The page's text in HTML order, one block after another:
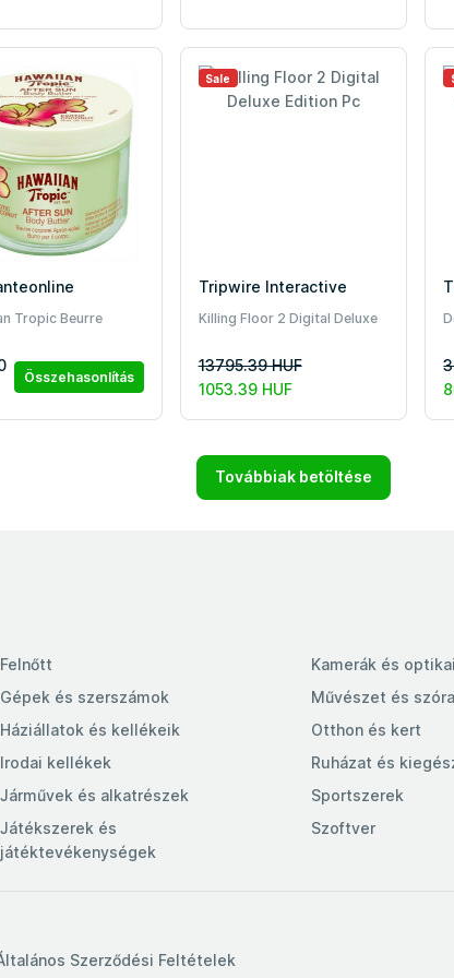
Tropic Beurre
250 ml zöld
Összehasonlítás
Sale
Tripwire Interactive
Killing Floor 2 Digital Deluxe
13795.39 HUF
1053.39 HUF
Továbbiak betöltése
Felnőtt
Gépek és szerszámok
Háziállatok és kellékeik
Irodai kellékek
Járművek és alkatrészek
Játékszerek és
játéktevékenységek
Kamerák és
Művészet és
Otthon és kert
Ruházat és
Sportszerek
Szoftver
Szerződési Feltételek